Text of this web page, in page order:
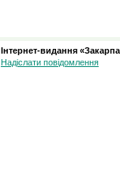
Інтернет-видання
Надіслати повідомлення